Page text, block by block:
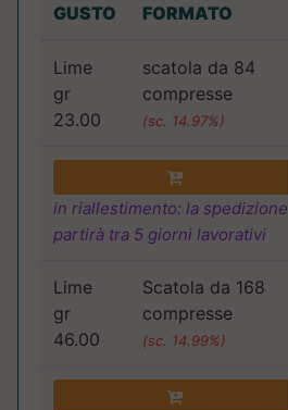
GUSTO FORMATO
Lime
gr
23.00
scatola da 84
compresse
(sc. 14.97%)
in riallestimento: la spedizione
partirà tra 5 giorni lavorativi
Lime
gr
46.00
Scatola da 168
compresse
(sc. 14.99%)